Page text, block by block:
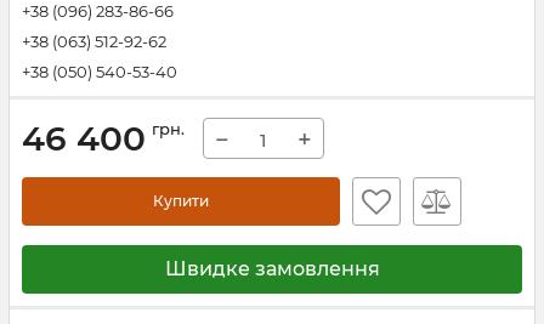
+38 (096) 283-86-66
+38 (063) 512-92-62
+38 (050) 540-53-40
46 400 грн. − +
Купити
Швидке замовлення